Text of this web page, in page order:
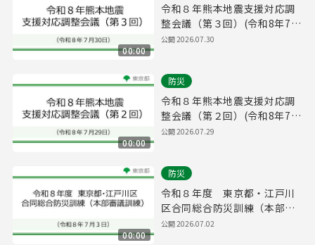
00:00
令和８年熊本地震支援対応調
整会議（第３回）(令和8年7月
30日 16時00分～)
公開2026.07.30
00:00
防災
令和８年熊本地震支援対応調
整会議（第２回）(令和8年7月
29日 11時00分～)
公開2026.07.29
00:00
防災
令和８年度 東京都・江戸川
区合同総合防災訓練（本部審
議訓練）（令和８年７月３
公開2026.07.02